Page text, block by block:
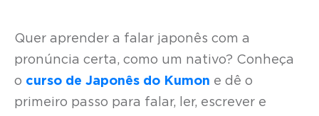
Quer aprender a falar japonês com a
pronúncia certa, como um nativo? Conheça
o curso de Japonês do Kumon e dê o
primeiro passo para falar, ler, escrever e